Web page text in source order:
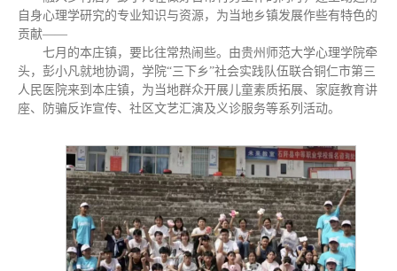
自身心理学研究的专业知识与资源，为当地乡镇发展作些有特色的
贡献——
七月的本庄镇，要比往常热闹些。由贵州师范大学心理学院牵
头，彭小凡就地协调，学院“三下乡”社会实践队伍联合铜仁市第三
人民医院来到本庄镇，为当地群众开展儿童素质拓展、家庭教育讲
座、防骗反诈宣传、社区文艺汇演及义诊服务等系列活动。